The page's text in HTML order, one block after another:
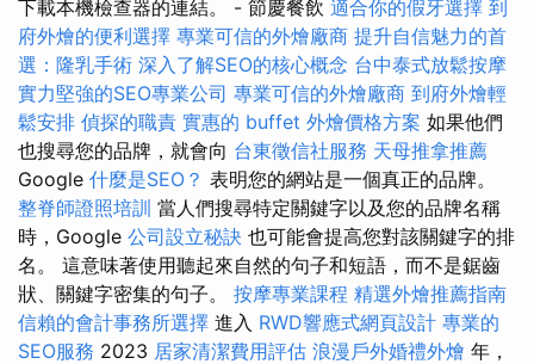
下載本機檢查器的連結。 - 節慶餐飲 適合你的假牙選擇 到
府外燴的便利選擇 專業可信的外燴廠商 提升自信魅力的首
選：隆乳手術 深入了解SEO的核心概念 台中泰式放鬆按摩
實力堅強的SEO專業公司 專業可信的外燴廠商 到府外燴輕
鬆安排 偵探的職責 實惠的 buffet 外燴價格方案 如果他們
也搜尋您的品牌，就會向 台東徵信社服務 天母推拿推薦
Google 什麼是SEO？ 表明您的網站是一個真正的品牌。
整脊師證照培訓 當人們搜尋特定關鍵字以及您的品牌名稱
時，Google 公司設立秘訣 也可能會提高您對該關鍵字的排
名。 這意味著使用聽起來自然的句子和短語，而不是鋸齒
狀、關鍵字密集的句子。 按摩專業課程 精選外燴推薦指南
信賴的會計事務所選擇 進入 RWD響應式網頁設計 專業的
SEO服務 2023 居家清潔費用評估 浪漫戶外婚禮外燴 年，